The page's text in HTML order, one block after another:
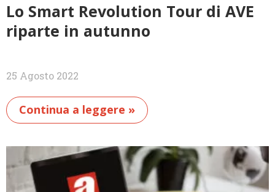
Lo Smart Revolution Tour di AVE
riparte in autunno
25 Agosto 2022
Continua a leggere »